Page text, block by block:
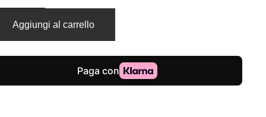
Aggiungi al carrello